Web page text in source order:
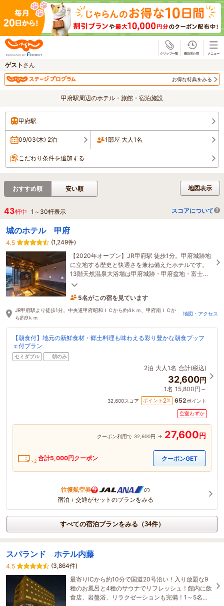
ゲスト さん
お得な特典をみる
甲府駅周辺のホテル・旅館・宿泊施設
甲府駅
09/03(木) 2泊 1部屋 大人1名
こだわり条件を追加する
地図表示
おすすめ順 安い順
43軒中 1 ～ 30軒表示 スコアについて
城のホテル 甲府
4.5
(1,249件)
【2020年オープン】JR甲府駅 徒歩1分。甲府城跡地
に立地する歴史と快適さを兼ね備えたホテルです。
13階天然温泉大浴場は甲府城跡・甲府盆地・富士山
が一望。1階では山梨県産のワインをご堪能頂けま
5名がこの宿を見ています
たった今予約されました
JR甲府駅より徒歩1分。中央道甲府昭和ＩＣから約4ｋｍ、甲府南ＩＣか
ら約9ｋｍ
地図・アクセス
【朝食付】地元の新鮮食材・郷土料理も味わえる彩り豊かな朝食ブッフ
ェ付プラン
セミダブル 朝のみ
2泊 大人1名 合計(税込)
32,600円
1名 15,800円～
32,600スコア ポイント 2% 652ポイント
空室わずか
クーポン利用で 32,600円 → 27,600円
×2 合計5,000円クーポン クーポンGET
往復航空券
の
宿泊＋交通がセットのプランをみる
すべての宿泊プランをみる（34件）
スパランド ホテル内藤
4.5
(3,864件)
最寄りICから約10分で国道20号沿い！入り放題な9
種のお風呂と4種のサウナでリフレッシュ！館内に飲
食店、岩盤浴、リラクゼーションも完備！1～5名様